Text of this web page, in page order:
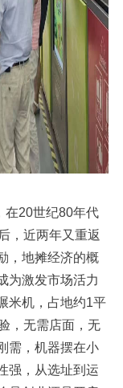
20世纪80年代
，近两年又重返
，地摊经济的概
为激发市场活力
米机，占地约1平
，无需店面，无
需，机器摆在小
强，从选址到运